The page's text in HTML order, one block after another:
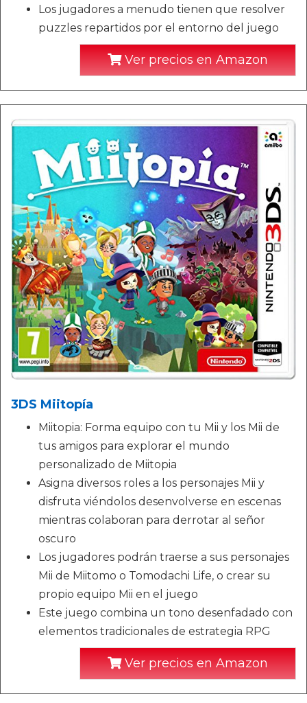
Los jugadores a menudo tienen que resolver
puzzles repartidos por el entorno del juego
Ver precios en Amazon
3DS Miitopía
Miitopia: Forma equipo con tu Mii y los Mii de
tus amigos para explorar el mundo
personalizado de Miitopia
Asigna diversos roles a los personajes Mii y
disfruta viéndolos desenvolverse en escenas
mientras colaboran para derrotar al señor
oscuro
Los jugadores podrán traerse a sus personajes
Mii de Miitomo o Tomodachi Life, o crear su
propio equipo Mii en el juego
Este juego combina un tono desenfadado con
elementos tradicionales de estrategia RPG
Ver precios en Amazon